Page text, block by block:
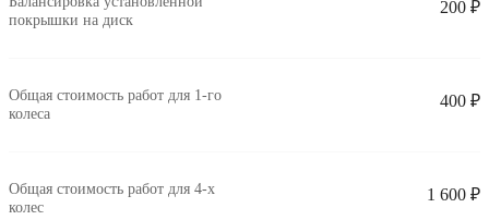
покрышки на диск
200 ₽
Общая стоимость работ для 1-го
колеса
400 ₽
Общая стоимость работ для 4-х
колес
1 600 ₽